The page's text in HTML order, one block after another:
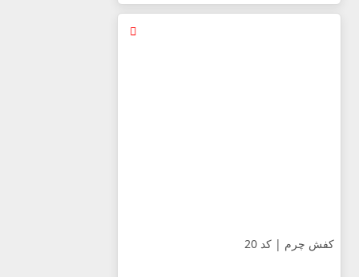
کفش چرم | کد 20